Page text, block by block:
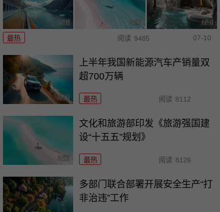
最热 阅读 9485 07-10
上半年我国新能源汽车产销量双
超700万辆
最热 阅读 8112
文化和旅游部印发《旅游强国建
设“十五五”规划》
最热 阅读 8126
多部门联合部署开展安全生产“打
非治违”工作